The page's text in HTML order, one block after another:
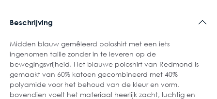
Beschrijving
Midden blauw gemêleerd poloshirt met een iets
ingenomen taille zonder in te leveren op de
bewegingsvrijheid. Het blauwe poloshirt van Redmond is
gemaakt van 60% katoen gecombineerd met 40%
polyamide voor het behoud van de kleur en vorm,
bovendien voelt het materiaal heerlijk zacht, luchtig en